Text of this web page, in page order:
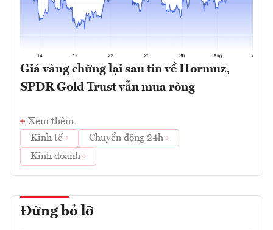
Giá vàng chững lại sau tin về Hormuz,
SPDR Gold Trust vẫn mua ròng
Xem thêm
Kinh tế
Chuyển động 24h
Kinh doanh
Đừng bỏ lỡ